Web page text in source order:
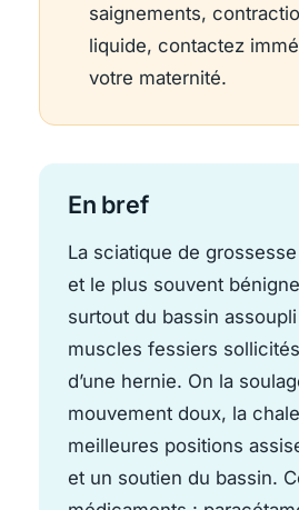
saignements,
liquide, contactez
votre maternité.
En bref
La sciatique de
et le plus souvent
surtout du bassin
muscles fessiers
d’une hernie. On la
mouvement doux, la
meilleures positions
et un soutien du bassin.